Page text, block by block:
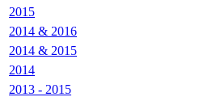
2015
2014 & 2016
2014 & 2015
2014
2013 - 2015